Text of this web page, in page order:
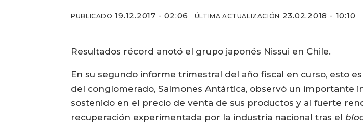
PUBLICADO 19.12.2017 - 02:06 ÚLTIMA ACTUALIZACIÓN 23.02.2018 - 10:10
Resultados récord anotó el grupo japonés Nissui en Chile.
En su segundo informe trimestral del año fiscal en curso, esto
del conglomerado, Salmones Antártica, observó un importante
sostenido en el precio de venta de sus productos y al fuerte
recuperación experimentada por la industria nacional tras el